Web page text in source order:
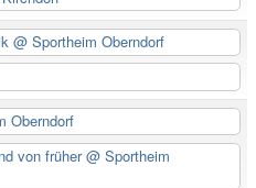
@ Sportheim Oberndorf
Oberndorf
von früher@ Sportheim